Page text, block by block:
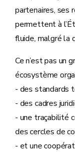
partenaires, ses
permettent à
fluide, malgré la
Ce n’est pas un
écosystème
- des standards
- des cadres
- une traçabilité
des cercles de
- et une